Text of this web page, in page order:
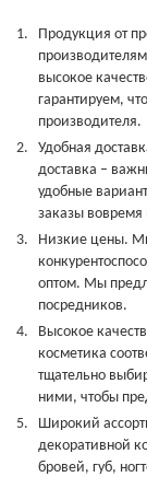
Продукция от
высокое
гарантируем,
производителя.
Удобная
доставка –
удобные
заказы вовремя
Низкие цены.
оптом. Мы
посредников.
Высокое
косметика
тщательно
ними, чтобы
Широкий
декоративной
бровей, губ,